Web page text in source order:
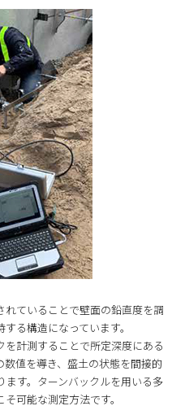
ていることで壁面の鉛直度を調
る構造になっています。
計測することで所定深度にある
値を導き、盛土の状態を間接的
ます。ターンバックルを用いる多
可能な測定方法です。